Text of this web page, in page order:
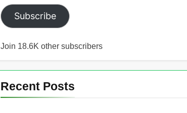
Subscribe
Join 18.6K other subscribers
Recent Posts